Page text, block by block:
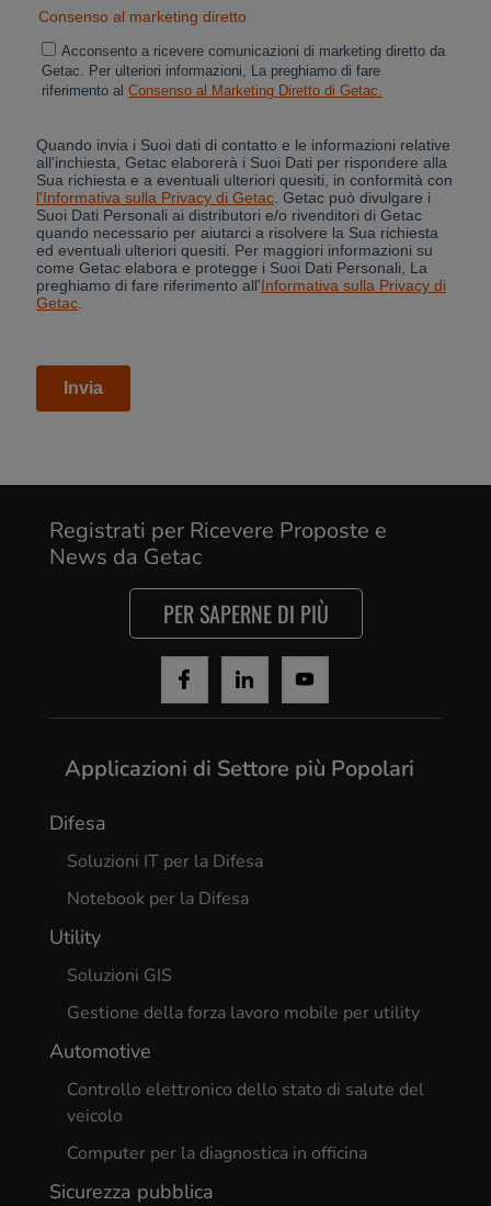
Registrati per Ricevere Proposte e
News da Getac
PER SAPERNE DI PIÙ
Applicazioni di Settore più Popolari
Difesa
Soluzioni IT per la Difesa
Notebook per la Difesa
Utility
Soluzioni GIS
Gestione della forza lavoro mobile per utility
Automotive
Controllo elettronico dello stato di salute del
veicolo
Computer per la diagnostica in officina
Sicurezza pubblica